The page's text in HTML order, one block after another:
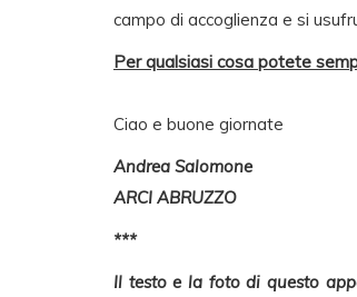
campo di accoglienza e si
Per qualsiasi cosa potete
Ciao e buone giornate
Andrea Salomone
ARCI ABRUZZO
***
Il testo e la foto di questo